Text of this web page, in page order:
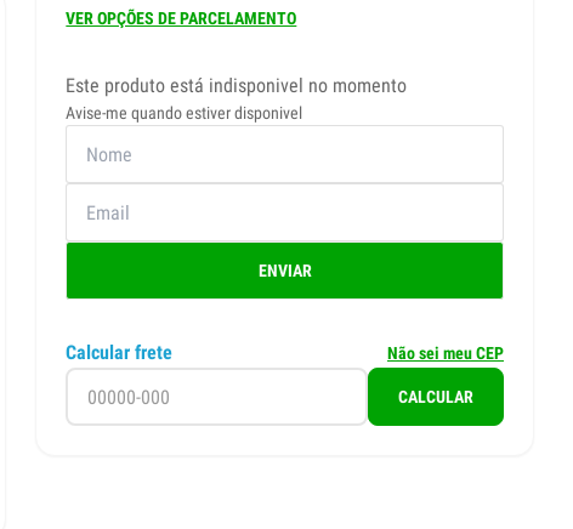
VER OPÇÕES DE PARCELAMENTO
Este produto está indisponivel no momento
Avise-me quando estiver disponivel
ENVIAR
Calcular frete Não sei meu CEP
CALCULAR